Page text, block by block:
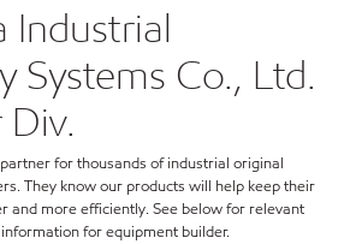
Industrial
Systems Co., Ltd.
for thousands of industrial original
They know our products will help keep their
and more efficiently. See below for relevant
for equipment builder.